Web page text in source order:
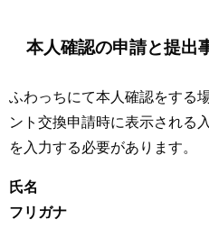
本人確認の申請と提出
ふわっちにて本人確認をする
ント交換申請時に表示される
を入力する必要があります。
氏名
フリガナ